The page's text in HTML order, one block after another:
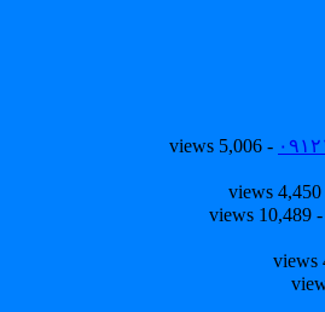
- 5,006 views
- 10,489 views